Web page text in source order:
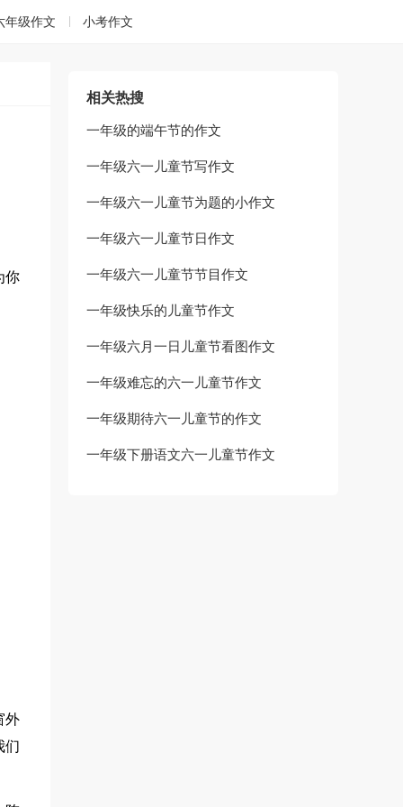
年级作文 小考作文
你
外
们
相关热搜
一年级的端午节的作文
一年级六一儿童节写作文
一年级六一儿童节为题的小作文
一年级六一儿童节日作文
一年级六一儿童节节目作文
一年级快乐的儿童节作文
一年级六月一日儿童节看图作文
一年级难忘的六一儿童节作文
一年级期待六一儿童节的作文
一年级下册语文六一儿童节作文